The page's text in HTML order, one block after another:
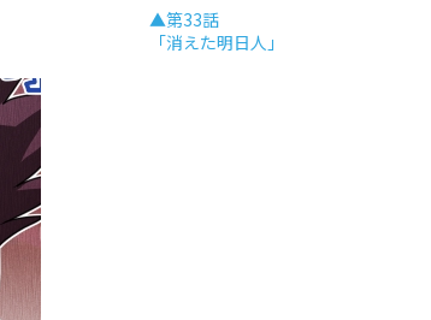
▲第33話
「消えた明日人」